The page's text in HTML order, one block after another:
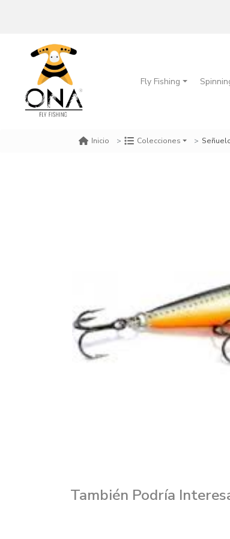
Fly Fishing
Inicio Colecciones
También Podría